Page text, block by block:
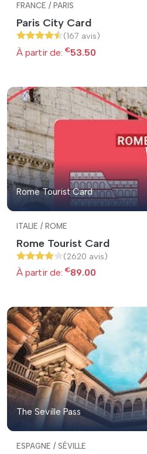
FRANCE / PARIS
Paris City Card
(167 avis)
À partir de: €53.50
Rome Tourist Card
ITALIE / ROME
Rome Tourist Card
(2620 avis)
À partir de: €89.00
The Seville Pass
ESPAGNE / SÉVILLE